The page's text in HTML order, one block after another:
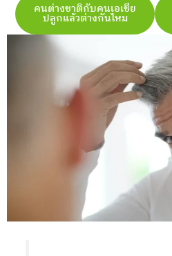
คนต่างชาติกับคนเอเชีย
ปลูกแล้วต่างกันไหม